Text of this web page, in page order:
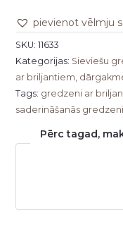
pievienot vēlmju
SKU: 11633
Kategorijas: Sieviešu
ar briljantiem,
Tags: gredzeni ar
saderināšanās gredzeni
Pērc tagad,